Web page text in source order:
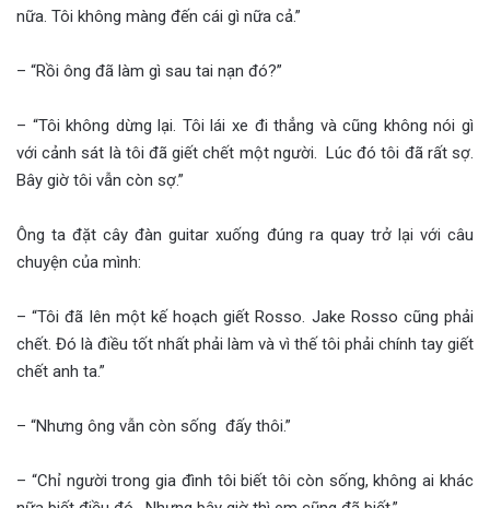
nữa. Tôi không màng đến cái gì nữa cả.”
– “Rồi ông đã làm gì sau tai nạn đó?”
– “Tôi không dừng lại. Tôi lái xe đi thẳng và cũng không nói gì
với cảnh sát là tôi đã giết chết một người. Lúc đó tôi đã rất sợ.
Bây giờ tôi vẫn còn sợ.”
Ông ta đặt cây đàn guitar xuống đúng ra quay trở lại với câu
chuyện của mình:
– “Tôi đã lên một kế hoạch giết Rosso. Jake Rosso cũng phải
chết. Đó là điều tốt nhất phải làm và vì thế tôi phải chính tay giết
chết anh ta.”
– “Nhưng ông vẫn còn sống đấy thôi.”
– “Chỉ người trong gia đình tôi biết tôi còn sống, không ai khác